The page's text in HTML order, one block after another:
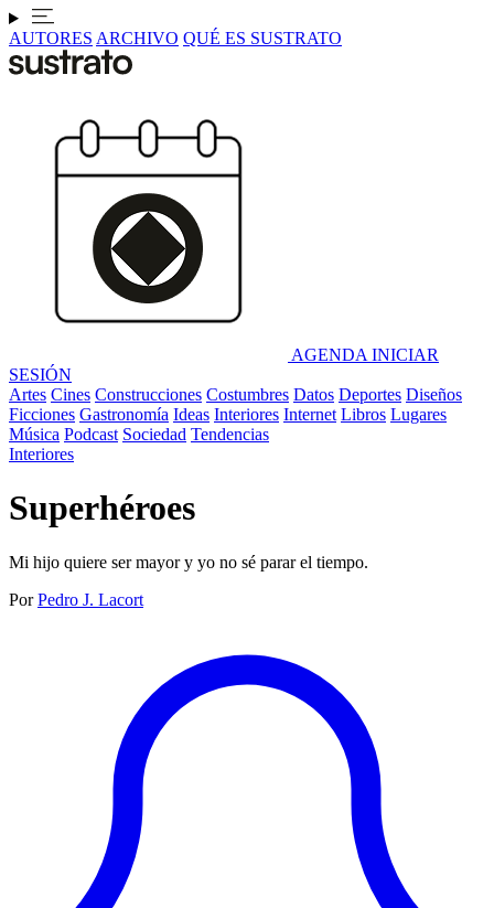
AUTORES ARCHIVO QUÉ ES SUSTRATO
AGENDA INICIAR
SESIÓN
Artes Cines Construcciones Costumbres Datos Deportes Diseños
Ficciones Gastronomía Ideas Interiores Internet Libros Lugares
Música Podcast Sociedad Tendencias
Interiores
Superhéroes
Mi hijo quiere ser mayor y yo no sé parar el tiempo.
Por Pedro J. Lacort